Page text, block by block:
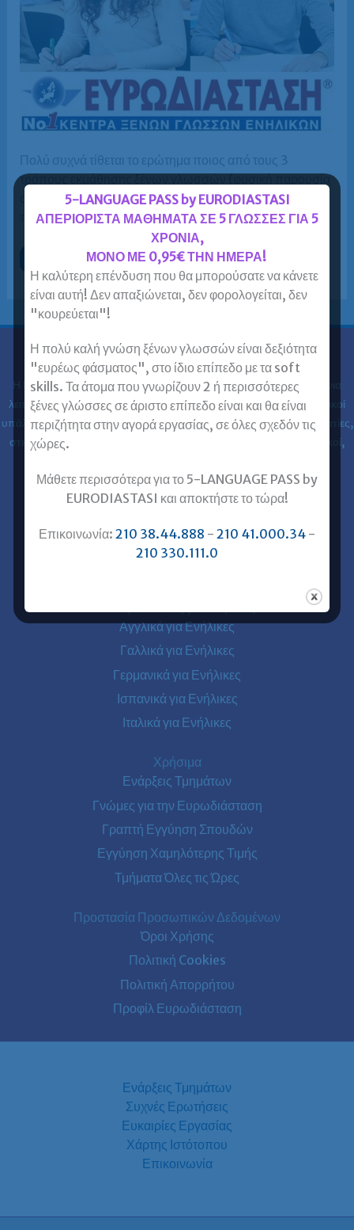
Πολύ συχνά τίθεται το ερώτημα ποιος από τους 3
τρόπους εκμάθησης ξένων γλωσσών (φυσική παρουσία
στην τάξη, online μαθήματα ή blended learning) είναι
πιο αποτελεσματικός. […]
online
μαθήματα
ή
blended
learning;
Περισσότερα »
Ευρωδιάσταση
Η Ευρωδιάσταση Κέντρα Ξένων Γλωσσών Ενηλίκων στα30 χρόνια
λειτουργίας της έχει εκπαιδεύσει 61.000 ενήλικες (φοιτητές, ιδιωτικοί
υπάλληλοι, δημόσιοι υπάλληλοι, στρατιωτικοί, ελεύθεροι επαγγελματίες,
στελέχη επιχειρήσεων, επαγγελματίες, ιατροί, νοσηλευτές, μηχανικοί,
Επικοινωνία με Ευρωδιάσταση
Ευρωδιάσταση Αθήνα
Αγγλικά για Ενήλικες
Γαλλικά για Ενήλικες
Γερμανικά για Ενήλικες
Ισπανικά για Ενήλικες
Ιταλικά για Ενήλικες
Χρήσιμα
Ενάρξεις Τμημάτων
Γνώμες για την Ευρωδιάσταση
Γραπτή Εγγύηση Σπουδών
Εγγύηση Χαμηλότερης Τιμής
Τμήματα Όλες τις Ώρες
Προστασία Προσωπικών Δεδομένων
Όροι Χρήσης
Πολιτική Cookies
Πολιτική Απορρήτου
Προφίλ Ευρωδιάσταση
Ενάρξεις Τμημάτων
Συχνές Ερωτήσεις
Ευκαιρίες Εργασίας
Χάρτης Ιστότοπου
Επικοινωνία
5-LANGUAGE PASS by EURODIASTASI
ΑΠΕΡΙΟΡΙΣΤΑ ΜΑΘΗΜΑΤΑ ΣΕ 5 ΓΛΩΣΣΕΣ ΓΙΑ 5
ΧΡΟΝΙΑ,
ΜΟΝΟ ΜΕ 0,95€ ΤΗΝ ΗΜΕΡΑ!
Η καλύτερη επένδυση που θα μπορούσατε να κάνετε
είναι αυτή! Δεν απαξιώνεται, δεν φορολογείται, δεν
"κουρεύεται"!
Η πολύ καλή γνώση ξένων γλωσσών είναι δεξιότητα
"ευρέως φάσματος", στο ίδιο επίπεδο με τα soft
skills. Τα άτομα που γνωρίζουν 2 ή περισσότερες
ξένες γλώσσες σε άριστο επίπεδο είναι και θα είναι
περιζήτητα στην αγορά εργασίας, σε όλες σχεδόν τις
χώρες.
Μάθετε περισσότερα για το 5-LANGUAGE PASS by
EURODIASTASI και αποκτήστε το τώρα!
Επικοινωνία: 210 38.44.888 - 210 41.000.34 -
210 330.111.0